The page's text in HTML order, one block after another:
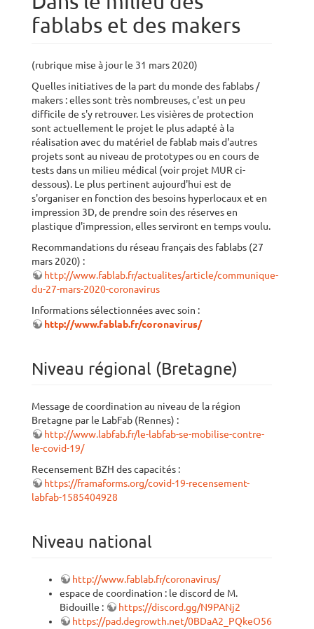
fablabs et des makers
(rubrique mise à jour le 31 mars 2020)
Quelles initiatives de la part du monde des fablabs /
makers : elles sont très nombreuses, c'est un peu
difficile de s'y retrouver. Les visières de protection
sont actuellement le projet le plus adapté à la
réalisation avec du matériel de fablab mais d'autres
projets sont au niveau de prototypes ou en cours de
tests dans un milieu médical (voir projet MUR ci-
dessous). Le plus pertinent aujourd'hui est de
s'organiser en fonction des besoins hyperlocaux et en
impression 3D, de prendre soin des réserves en
plastique d'impression, elles serviront en temps voulu.
Recommandations du réseau français des fablabs (27
mars 2020) :
http://www.fablab.fr/actualites/article/communique-
du-27-mars-2020-coronavirus
Informations sélectionnées avec soin :
http://www.fablab.fr/coronavirus/
Niveau régional (Bretagne)
Message de coordination au niveau de la région
Bretagne par le LabFab (Rennes) :
http://www.labfab.fr/le-labfab-se-mobilise-contre-
le-covid-19/
Recensement BZH des capacités :
https://framaforms.org/covid-19-recensement-
labfab-1585404928
Niveau national
http://www.fablab.fr/coronavirus/
espace de coordination : le discord de M.
Bidouille :
https://discord.gg/N9PANj2
https://pad.degrowth.net/